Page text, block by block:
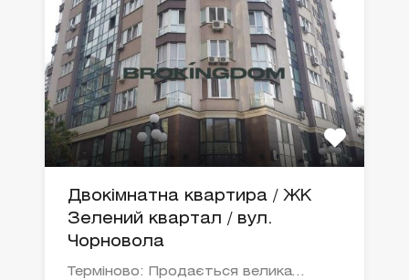
Двокімнатна квартира / ЖК
Зелений квартал / вул.
Чорновола
Терміново: Продається велика…